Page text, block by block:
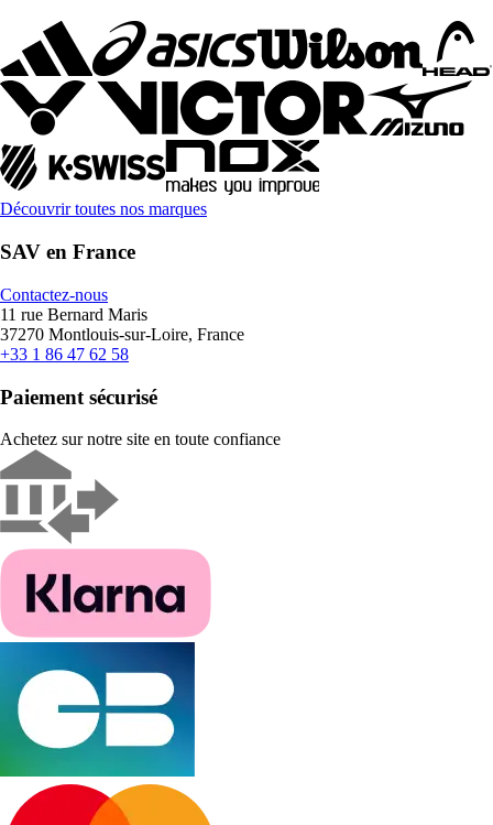
Découvrir toutes nos marques
SAV en France
Contactez-nous
11 rue Bernard Maris
37270 Montlouis-sur-Loire, France
+33 1 86 47 62 58
Paiement sécurisé
Achetez sur notre site en toute confiance